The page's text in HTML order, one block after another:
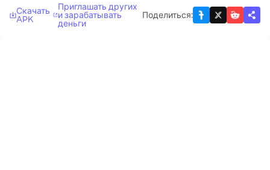
Скачать
APK
Приглашать других
и зарабатывать
деньги
Поделиться: